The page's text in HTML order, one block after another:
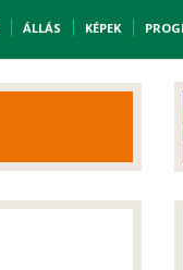
ÁLLÁS KÉPEK